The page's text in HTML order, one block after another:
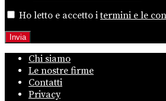
Ho letto e accetto itermini e le
Chi siamo
Le nostre firme
Contatti
Privacy